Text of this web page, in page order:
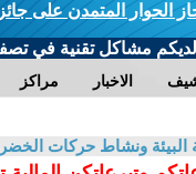
الحوار المتمدن على
لديكم مشاكل تقنية في
مراكز الاخبار
البيئة ونشاط حركات الخضر